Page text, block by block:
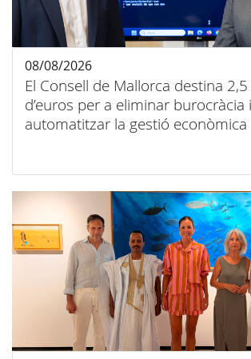
El Consell de Mallorca destina
d’euros per a eliminar burocràcia i
automatitzar la gestió econòmica
08/08/2026